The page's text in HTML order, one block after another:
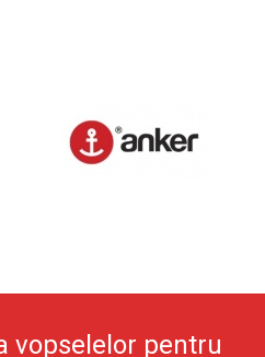
vopselelor pentru